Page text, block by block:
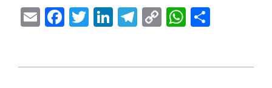
EmailFacebook
Twitter
LinkedIn
Telegram
Copy